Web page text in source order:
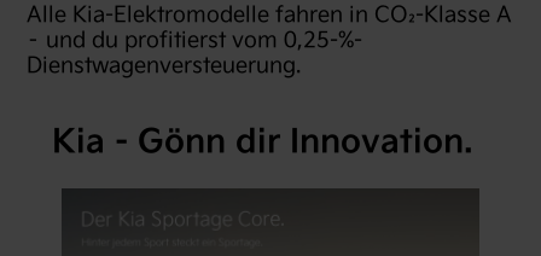
Alle Kia-Elektromodelle fahren in CO₂-Klasse A
– und du profitierst vom 0,25-%-
Dienstwagenversteuerung.
Kia - Gönn dir Innovation.